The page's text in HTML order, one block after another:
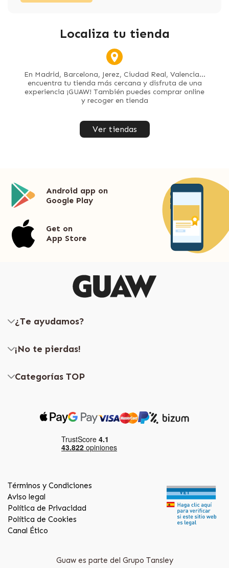
Localiza tu tienda
En Madrid, Barcelona, Jerez, Ciudad Real, Valencia...
encuentra tu tienda más cercana y disfruta de una
experiencia ¡GUAW! También puedes comprar online
y recoger en tienda
Ver tiendas
Android app on
Google Play
Get on
App Store
¿Te ayudamos?
¡No te pierdas!
Categorías TOP
Términos y Condiciones
Aviso legal
Política de Privacidad
Política de Cookies
Canal Ético
Guaw es parte del Grupo Tansley